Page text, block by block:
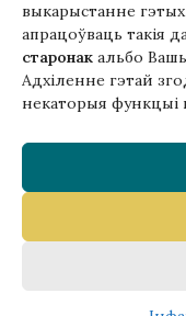
выкарыстанне
апрацоўваць такія
старонак альбо
Адхіленне гэтай
некаторыя функцыі
з
Copyright ©